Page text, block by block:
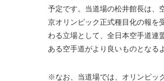
予定です。当道場の松井館長は、
京オリンピック正式種目化の報を
わる立場として、全日本空手道連
ある空手道がより良いものとなる
※なお、当道場では、オリンピッ